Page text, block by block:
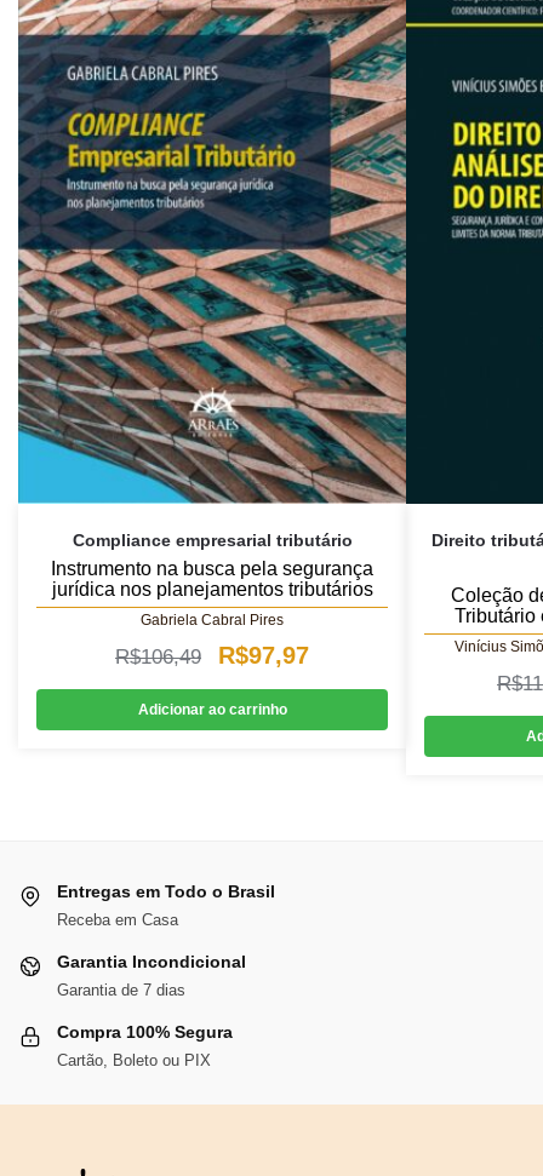
Compliance empresarial tributário
Instrumento na busca pela segurança
jurídica nos planejamentos tributários
Gabriela Cabral Pires
R$106,49
O
preço
original
R$97,97O
preço
atual
Adicionar ao carrinho
Direito
Coleção
Tributário
Vinícius
R$
Entregas em Todo o Brasil
Receba em Casa
Garantia Incondicional
Garantia de 7 dias
Compra 100% Segura
Cartão, Boleto ou PIX